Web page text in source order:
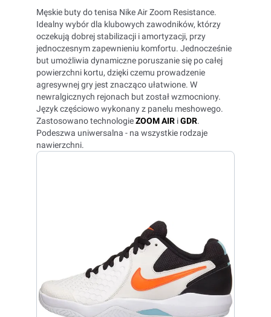
Męskie buty do tenisa Nike Air Zoom Resistance.
Idealny wybór dla klubowych zawodników, którzy
oczekują dobrej stabilizacji i amortyzacji, przy
jednoczesnym zapewnieniu komfortu. Jednocześnie
but umożliwia dynamiczne poruszanie się po całej
powierzchni kortu, dzięki czemu prowadzenie
agresywnej gry jest znacząco ułatwione. W
newralgicznych rejonach but został wzmocniony.
Język częściowo wykonany z panelu meshowego.
Zastosowano technologieZOOM AIR iGDR.
Podeszwa uniwersalna - na wszystkie rodzaje
nawierzchni.